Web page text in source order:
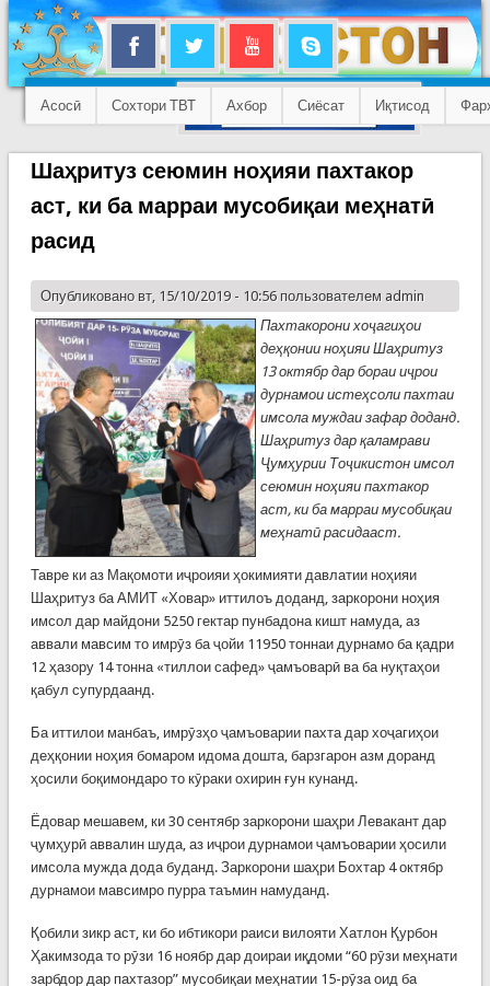
Асосӣ Сохтори ТВТ Ахбор Сиёсат Иқтисод
Шаҳритуз сеюмин ноҳияи пахтакор
аст, ки ба марраи мусобиқаи меҳнатӣ
расид
Опубликовано вт, 15/10/2019 - 10:56 пользователем admin
Пахтакорони хоҷагиҳои
деҳқонии ноҳияи Шаҳритуз
13 октябр дар бораи иҷрои
дурнамои истеҳсоли пахтаи
имсола муждаи зафар доданд.
Шаҳритуз дар қаламрави
Ҷумҳурии Тоҷикистон имсол
сеюмин ноҳияи пахтакор
аст, ки ба марраи мусобиқаи
меҳнатӣ расидааст.
Тавре ки аз Мақомоти иҷроияи ҳокимияти давлатии ноҳияи
Шаҳритуз ба АМИТ «Ховар» иттилоъ доданд, заркорони ноҳия
имсол дар майдони 5250 гектар пунбадона кишт намуда, аз
аввали мавсим то имрӯз ба ҷойи 11950 тоннаи дурнамо ба қадри
12 ҳазору 14 тонна «тиллои сафед» ҷамъоварӣ ва ба нуқтаҳои
қабул супурдаанд.
Ба иттилои манбаъ, имрӯзҳо ҷамъоварии пахта дар хоҷагиҳои
деҳқонии ноҳия бомаром идома дошта, барзгарон азм доранд
ҳосили боқимондаро то кӯраки охирин ғун кунанд.
Ёдовар мешавем, ки 30 сентябр заркорони шаҳри Левакант дар
ҷумҳурӣ аввалин шуда, аз иҷрои дурнамои ҷамъоварии ҳосили
имсола мужда дода буданд. Заркорони шаҳри Бохтар 4 октябр
дурнамои мавсимро пурра таъмин намуданд.
Қобили зикр аст, ки бо ибтикори раиси вилояти Хатлон Қурбон
Ҳакимзода то рӯзи 16 ноябр дар доираи иқдоми “60 рӯзи меҳнати
зарбдор дар пахтазор” мусобиқаи меҳнатии 15-рӯза оид ба